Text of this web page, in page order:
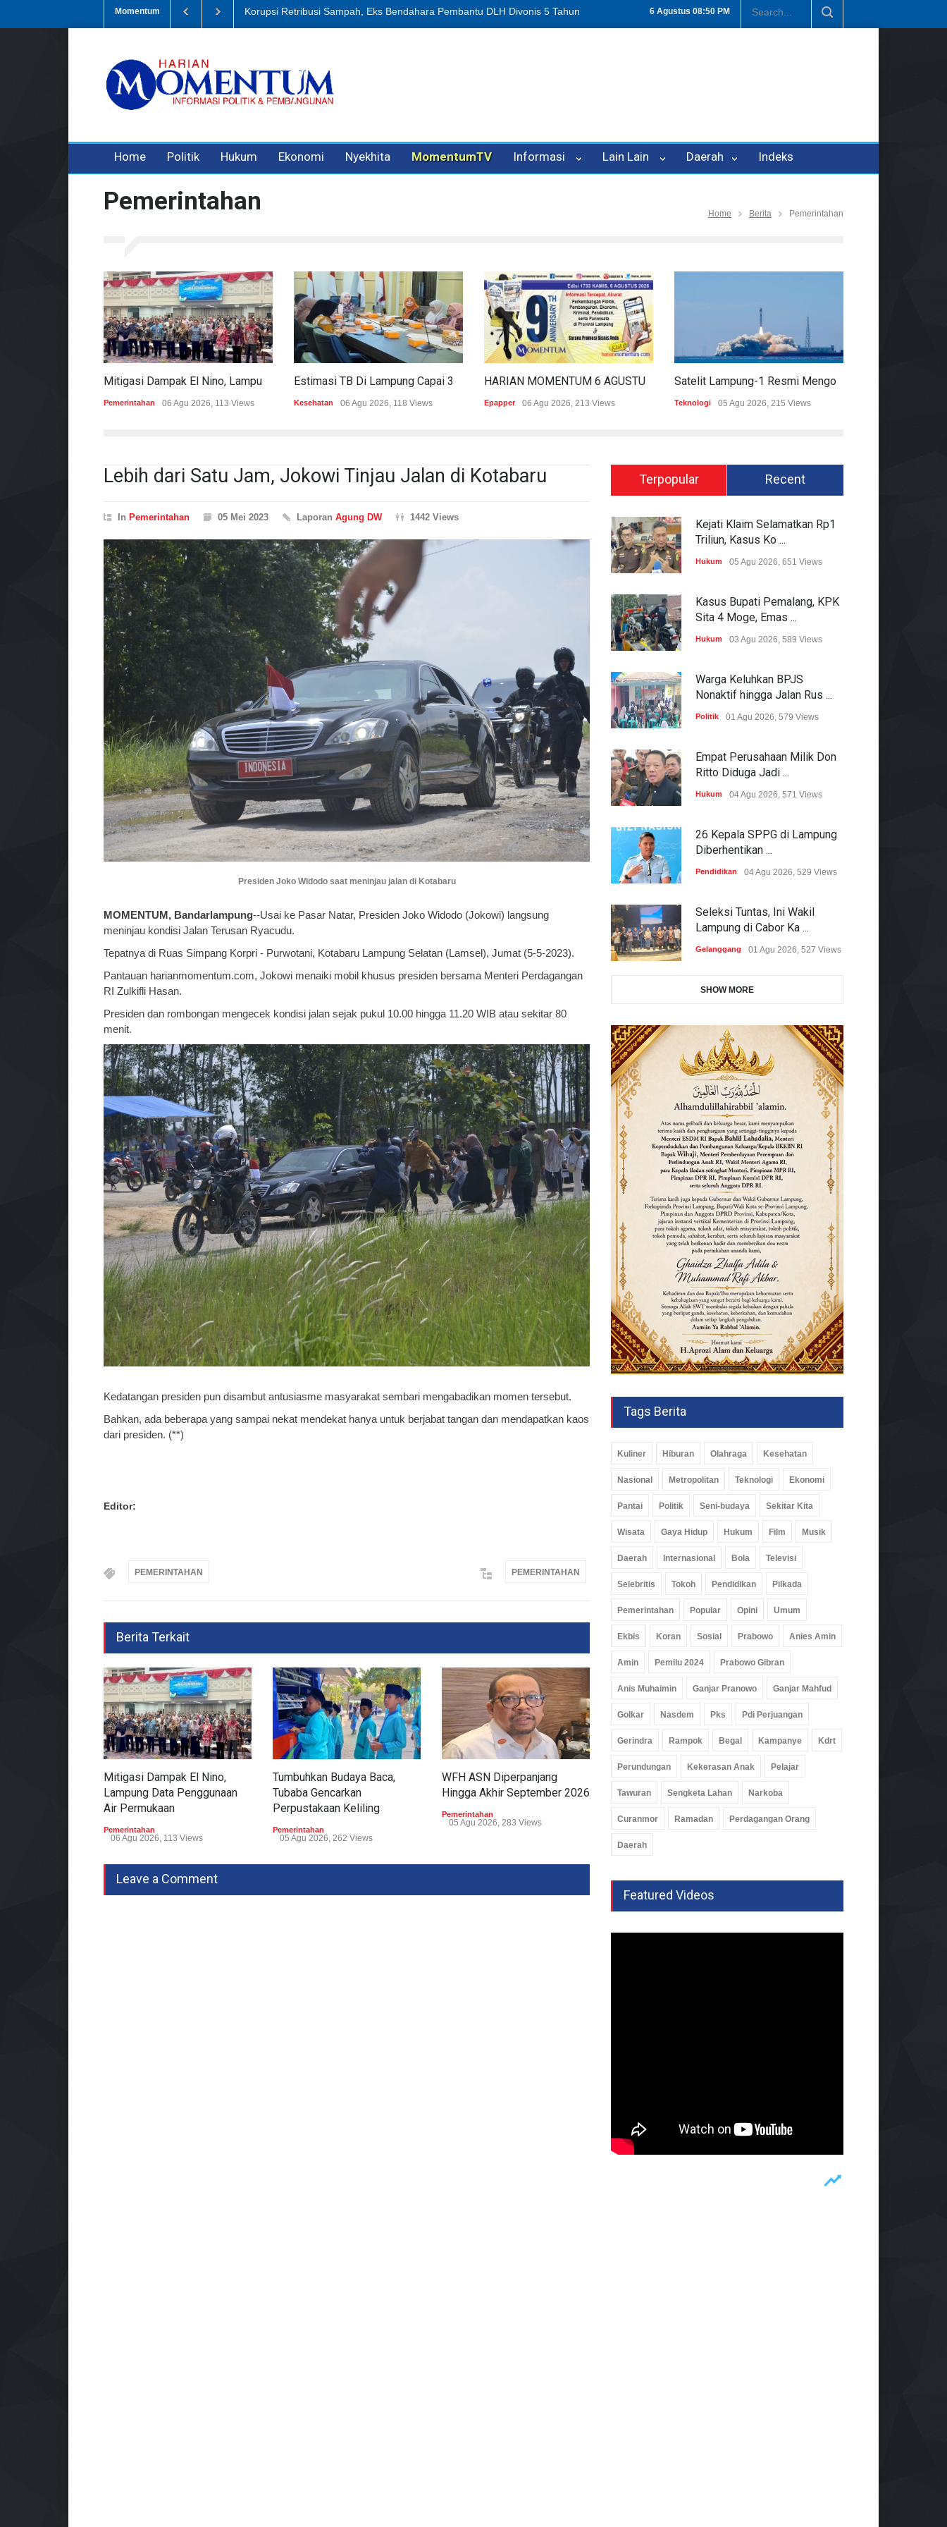
6 Agustus 08:50 PM
Momentum
Sampah, Eks Bendahara Pembantu DLH Divonis 5 Tahun Dugaan Penipuan Oleh Oknum Kadis, Kuasa Hukum Pelapor Desak Polisi Tetapkan P-21 Tembus Rp1,6 Triliun, Nilai Investasi di Lamteng
Home Politik Hukum Ekonomi Nyekhita MomentumTV Informasi Lain Lain Daerah Indeks
Pemerintahan Home Berita Pemerintahan
Pemerintahan 06 Agu 2026, 113 Views Kesehatan 06 Agu 2026, 118 Views Epapper 06 Agu 2026, 213 Views Teknologi 05 Agu 2026, 215 Views
Lebih dari Satu Jam, Jokowi Tinjau Jalan di Kotabaru
In Pemerintahan 05 Mei 2023 Laporan Agung DW 1442 Views
Presiden Joko Widodo saat meninjau jalan di Kotabaru
MOMENTUM, Bandarlampung--Usai ke Pasar Natar, Presiden Joko Widodo (Jokowi) langsung
meninjau kondisi Jalan Terusan Ryacudu.
Tepatnya di Ruas Simpang Korpri - Purwotani, Kotabaru Lampung Selatan (Lamsel), Jumat (5-5-2023).
Pantauan harianmomentum.com, Jokowi menaiki mobil khusus presiden bersama Menteri Perdagangan
RI Zulkifli Hasan.
Presiden dan rombongan mengecek kondisi jalan sejak pukul 10.00 hingga 11.20 WIB atau sekitar 80
menit.
Kedatangan presiden pun disambut antusiasme masyarakat sembari mengabadikan momen tersebut.
Bahkan, ada beberapa yang sampai nekat mendekat hanya untuk berjabat tangan dan mendapatkan kaos
dari presiden. (**)
Editor:
PEMERINTAHAN PEMERINTAHAN
Berita Terkait
Mitigasi Dampak El Nino,
Lampung Data Penggunaan
Air Permukaan
Pemerintahan
06 Agu 2026, 113 Views
Tumbuhkan Budaya Baca,
Tubaba Gencarkan
Perpustakaan Keliling
Pemerintahan
05 Agu 2026, 262 Views
WFH ASN Diperpanjang
Hingga Akhir September 2026
Pemerintahan
05 Agu 2026, 283 Views
Peluncuran Satelit Lampung-1
Leave a Comment
Terpopular Recent
Kejati Klaim Selamatkan Rp1
Triliun, Kasus Ko ...
Hukum 05 Agu 2026, 651 Views
Kasus Bupati Pemalang, KPK
Sita 4 Moge, Emas ...
Hukum 03 Agu 2026, 589 Views
Warga Keluhkan BPJS
Nonaktif hingga Jalan Rus ...
Politik 01 Agu 2026, 579 Views
Empat Perusahaan Milik Don
Ritto Diduga Jadi ...
Hukum 04 Agu 2026, 571 Views
26 Kepala SPPG di Lampung
Diberhentikan ...
Pendidikan 04 Agu 2026, 529 Views
Seleksi Tuntas, Ini Wakil
Lampung di Cabor Ka ...
Gelanggang 01 Agu 2026, 527 Views
SHOW MORE
Tags Berita
Kuliner Hiburan Olahraga Kesehatan
Nasional Metropolitan Teknologi Ekonomi
Pantai Politik Seni-budaya Sekitar Kita
Wisata Gaya Hidup Hukum Film Musik
Daerah Internasional Bola Televisi
Selebritis Tokoh Pendidikan Pilkada
Pemerintahan Popular Opini Umum
Ekbis Koran Sosial Prabowo Anies Amin
Amin Pemilu 2024 Prabowo Gibran
Anis Muhaimin Ganjar Pranowo Ganjar Mahfud
Golkar Nasdem Pks Pdi Perjuangan
Gerindra Rampok Begal Kampanye Kdrt
Perundungan Kekerasan Anak Pelajar
Tawuran Sengketa Lahan Narkoba
Curanmor Ramadan Perdagangan Orang
Daerah
Featured Videos